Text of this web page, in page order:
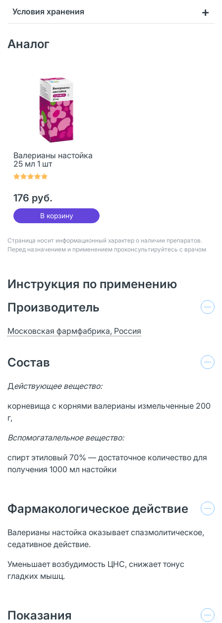
Условия хранения
Аналог
Валерианы настойка
25 мл 1 шт
176 руб.
В корзину
Страница носит информационный характер о наличии препаратов.
Перед назначением и применением проконсультируйтесь с врачом
Инструкция по применению
Производитель
Московская фармфабрика, Россия
Состав
Действующее вещество:
корневища с корнями валерианы измельченные 200
г,
Вспомогаталельное вещество:
спирт этиловый 70% — достаточное количество для
получения 1000 мл настойки
Фармакологическое действие
Валерианы настойка оказывает спазмолитическое,
седативное действие.
Уменьшает возбудимость ЦНС, снижает тонус
гладких мышц.
Показания